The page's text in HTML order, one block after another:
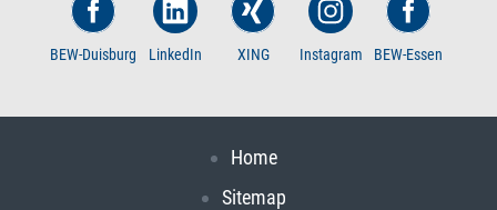
BEW-Duisburg LinkedIn XING Instagram BEW-Essen
Home
Sitemap